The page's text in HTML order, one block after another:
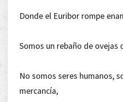
Donde el Euribor rompe
Somos un rebaño de ovejas
No somos seres humanos,
mercancía,